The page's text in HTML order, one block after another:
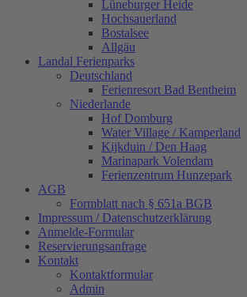
Lüneburger Heide
Hochsauerland
Bostalsee
Allgäu
Landal Ferienparks
Deutschland
Ferienresort Bad Bentheim
Niederlande
Hof Domburg
Water Village / Kamperland
Kijkduin / Den Haag
Marinapark Volendam
Ferienzentrum Hunzepark
AGB
Formblatt nach § 651a BGB
Impressum / Datenschutzerklärung
Anmelde-Formular
Reservierungsanfrage
Kontakt
Kontaktformular
Admin